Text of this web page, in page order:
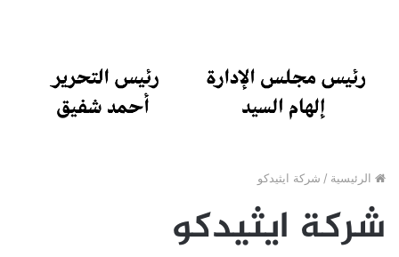
الرئيسية / شركة ايثيدكو
شركة ايثيدكو